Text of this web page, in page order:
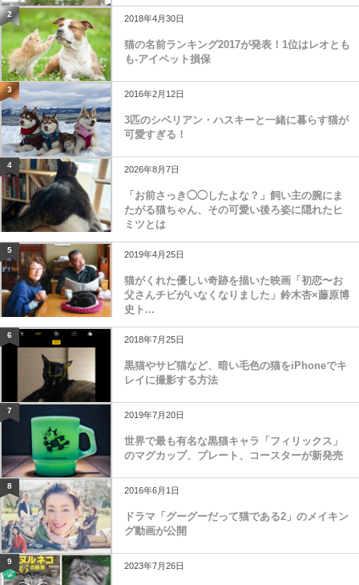
2 2018年4月30日
猫の名前ランキング2017が発表！1位はレオとも
も-アイペット損保
3 2016年2月12日
3匹のシベリアン・ハスキーと一緒に暮らす猫が
可愛すぎる！
4 2026年8月7日
「お前さっき◯◯したよな？」飼い主の腕にま
たがる猫ちゃん、その可愛い後ろ姿に隠れたヒ
ミツとは
5 2019年4月25日
猫がくれた優しい奇跡を描いた映画「初恋〜お
父さんチビがいなくなりました」鈴木杏×藤原博
史ト...
6 2018年7月25日
黒猫やサビ猫など、暗い毛色の猫をiPhoneでキ
レイに撮影する方法
7 2019年7月20日
世界で最も有名な黒猫キャラ「フィリックス」
のマグカップ、プレート、コースターが新発売
8 2016年6月1日
ドラマ「グーグーだって猫である2」のメイキン
グ動画が公開
9 2023年7月26日